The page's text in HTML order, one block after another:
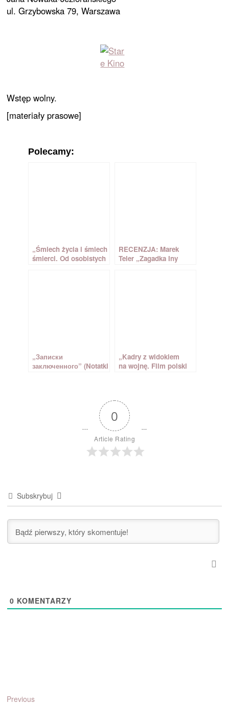
ul. Grzybowska 79, Warszawa
Wstęp wolny.
[materiały prasowe]
Polecamy:
„Śmiech życia i śmiech
śmierci. Od osobistych
RECENZJA: Marek
Teler „Zagadka Iny
„Записки
заключенного” (Notatki
„Kadry z widokiem
na wojnę. Film polski
0
Article Rating
Subskrybuj
0 KOMENTARZY
Nawigacja
PreviousPrevious